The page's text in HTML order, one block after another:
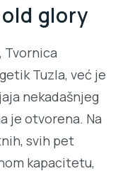
glory
Tvornica
Tuzla, već je
nekadašnjeg
je otvorena. Na
svih pet
kapacitetu,